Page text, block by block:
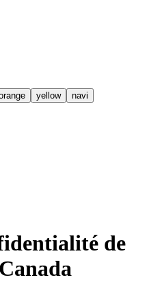
yellow
navi
de